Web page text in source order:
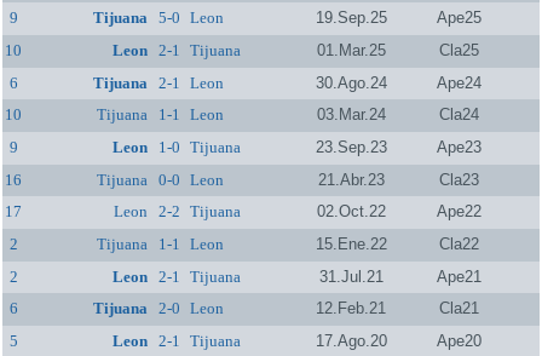
9
Tijuana 5-0 Leon 19.Sep.25
Ape25
10
Leon 2-1 Tijuana 01.Mar.25
Cla25
6
Tijuana 2-1 Leon 30.Ago.24
Ape24
10
Tijuana 1-1 Leon 03.Mar.24
Cla24
9
Leon 1-0 Tijuana 23.Sep.23
Ape23
16
Tijuana 0-0 Leon 21.Abr.23
Cla23
17
Leon 2-2 Tijuana 02.Oct.22
Ape22
2
Tijuana 1-1 Leon 15.Ene.22
Cla22
2
Leon 2-1 Tijuana 31.Jul.21
Ape21
6
Tijuana 2-0 Leon 12.Feb.21
Cla21
5
Leon 2-1 Tijuana 17.Ago.20
Ape20